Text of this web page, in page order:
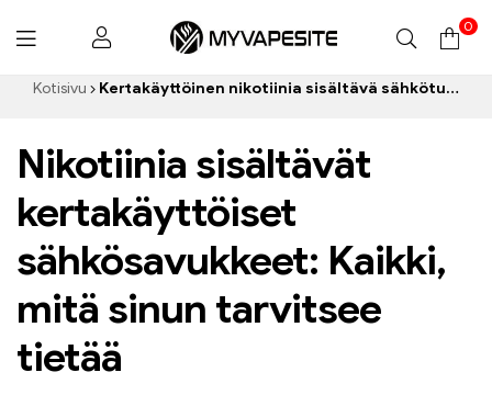
Myvapesite.de
0
Kotisivu Kertakäyttöinen nikotiinia sisältävä sähkötupakka
Nikotiinia sisältävät
kertakäyttöiset
sähkösavukkeet: Kaikki,
mitä sinun tarvitsee
tietää